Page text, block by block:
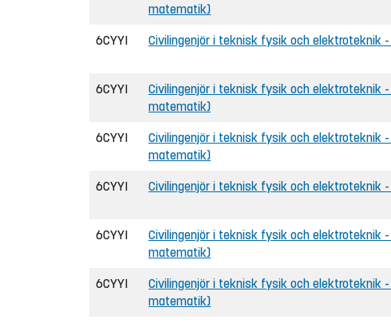
matematik)
6CYYI Civilingenjör i teknisk fysik och elektroteknik
6CYYI
Civilingenjör i teknisk fysik och elektroteknik
matematik)
6CYYI
Civilingenjör i teknisk fysik och elektroteknik
matematik)
6CYYI Civilingenjör i teknisk fysik och elektroteknik
6CYYI
Civilingenjör i teknisk fysik och elektroteknik
matematik)
6CYYI
Civilingenjör i teknisk fysik och elektroteknik
matematik)